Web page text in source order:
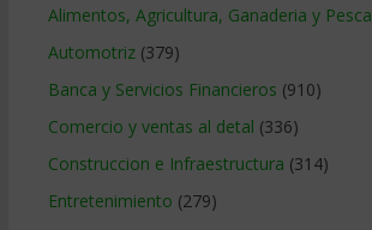
Alimentos, Agricultura, Ganaderia y Pesca
Automotriz(379)
Banca y Servicios Financieros (910)
Comercio y ventas al detal (336)
Construccion e Infraestructura (314)
Entretenimiento (279)